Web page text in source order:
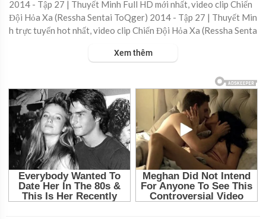
2014 - Tập 27 | Thuyết Minh Full HD mới nhất, video clip Chiến
Đội Hỏa Xa (Ressha Sentai ToQger) 2014 - Tập 27 | Thuyết Min
h trực tuyến hot nhất, video clip Chiến Đội Hỏa Xa (Ressha Senta
Xem thêm